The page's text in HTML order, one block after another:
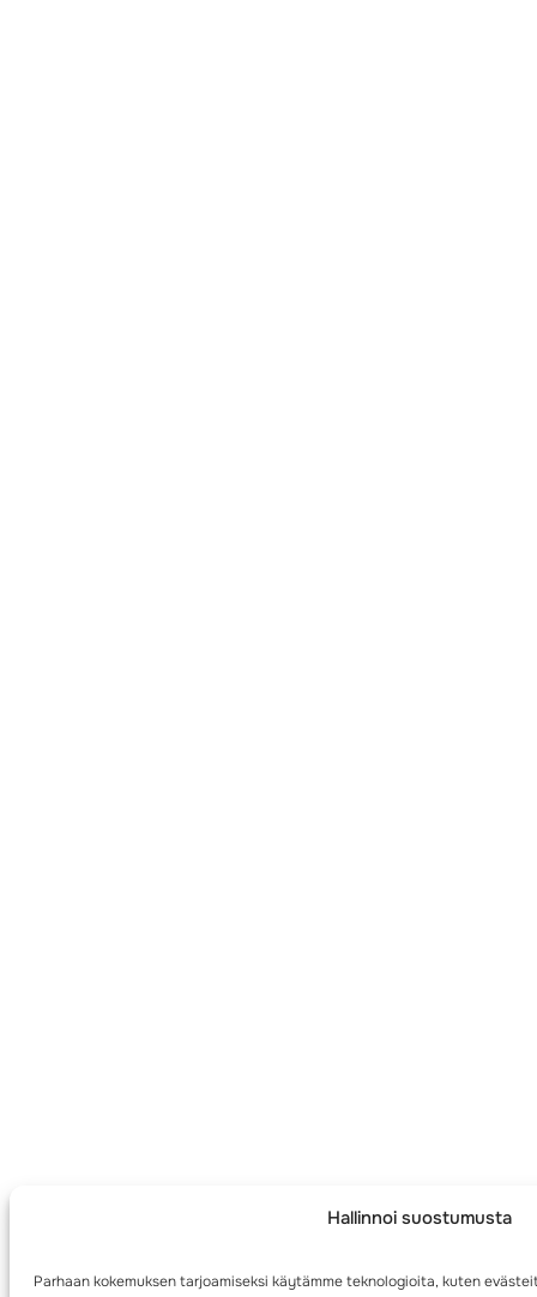
Hallinnoi suostumusta
Parhaan kokemuksen tarjoamiseksi käytämme teknologioita, kuten